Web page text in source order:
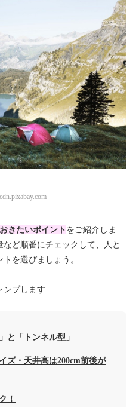
きたいポイント をご紹介しま
ど順番にチェックして、人と
を選びましょう。
ンプします
と「トンネル型」
ズ・天井高は200cm前後が
！